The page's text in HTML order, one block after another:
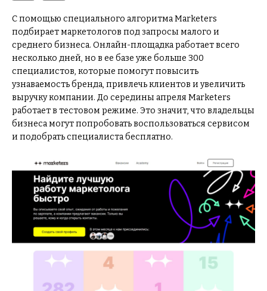
С помощью специального алгоритма Marketers
подбирает маркетологов под запросы малого и
среднего бизнеса. Онлайн-площадка работает всего
несколько дней, но в ее базе уже больше 300
специалистов, которые помогут повысить
узнаваемость бренда, привлечь клиентов и увеличить
выручку компании. До середины апреля Marketers
работает в тестовом режиме. Это значит, что владельцы
бизнеса могут попробовать воспользоваться сервисом
и подобрать специалиста бесплатно.